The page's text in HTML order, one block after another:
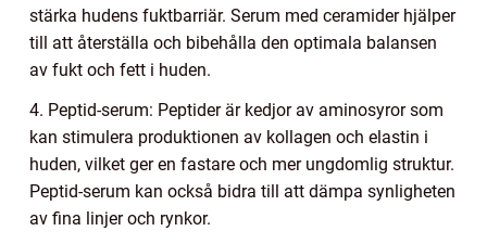
stärka hudens fuktbarriär. Serum med ceramider hjälper
till att återställa och bibehålla den optimala balansen
av fukt och fett i huden.
4. Peptid-serum: Peptider är kedjor av aminosyror som
kan stimulera produktionen av kollagen och elastin i
huden, vilket ger en fastare och mer ungdomlig struktur.
Peptid-serum kan också bidra till att dämpa synligheten
av fina linjer och rynkor.